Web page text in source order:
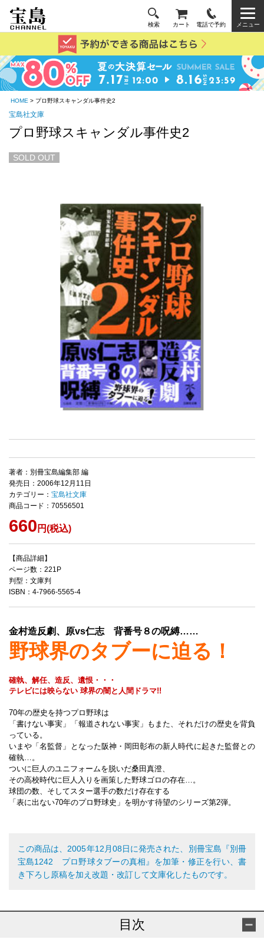
検索 カート 電話で予約 メニュー
HOME > プロ野球スキャンダル事件史2
宝島社文庫
プロ野球スキャンダル事件史2
SOLD OUT
著者：別冊宝島編集部 編
発売日：2006年12月11日
カテゴリー： 宝島社文庫
商品コード：70556501
660 円(税込)
【商品詳細】
ページ数：221P
判型：文庫判
ISBN：4-7966-5565-4
金村造反劇、原vs仁志 背番号８の呪縛……
野球界のタブーに迫る！
確執、解任、造反、遺恨・・・
テレビには映らない 球界の闇と人間ドラマ!!
70年の歴史を持つプロ野球は
「書けない事実」「報道されない事実」もまた、それだけの歴史を背負
っている。
いまや「名監督」となった阪神・岡田彰布の新人時代に起きた監督との
確執…。
ついに巨人のユニフォームを脱いだ桑田真澄、
その高校時代に巨人入りを画策した野球ゴロの存在…。
球団の数、そしてスター選手の数だけ存在する
「表に出ない70年のプロ野球史」を明かす待望のシリーズ第2弾。
この商品は、2005年12月08日に発売された、別冊宝島『別冊
宝島1242 プロ野球タブーの真相』を加筆・修正を行い、書
き下ろし原稿を加え改題・改訂して文庫化したものです。
目次